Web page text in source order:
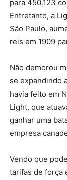
para 450.123
Entretanto, a
São Paulo,
reis em 1909
Não demorou
se expandindo
havia feito em
Light, que
ganhar uma
empresa
Vendo que
tarifas de força